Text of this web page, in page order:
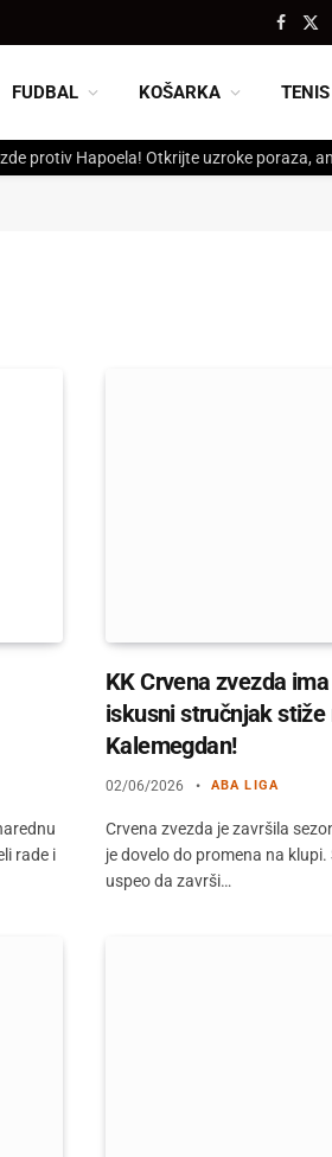
X
FUDBAL KOŠARKA TENIS
protiv Hapoela! Otkrijte uzroke poraza,
rade i
KK Crvena zvezda
iskusni stručnjak stiže
Kalemegdan!
02/06/2026 ABA LIGA
Crvena zvezda je završila
je dovelo do promena na
uspeo da završi…